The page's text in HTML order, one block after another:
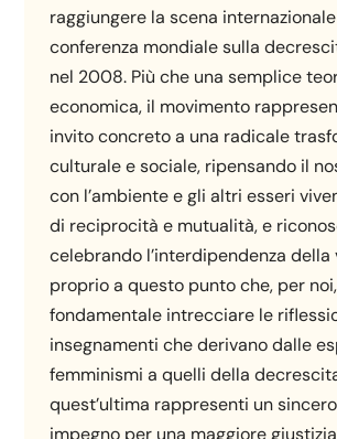
raggiungere la scena
conferenza mondiale sulla
nel 2008. Più che una semplice
economica, il movimento
invito concreto a una radicale
culturale e sociale, ripensando il
con l’ambiente e gli altri esseri
di reciprocità e mutualità, e
celebrando l’interdipendenza della
proprio a questo punto che, per
fondamentale intrecciare le
insegnamenti che derivano dalle
femminismi a quelli della
quest’ultima rappresenti un
impegno per una maggiore